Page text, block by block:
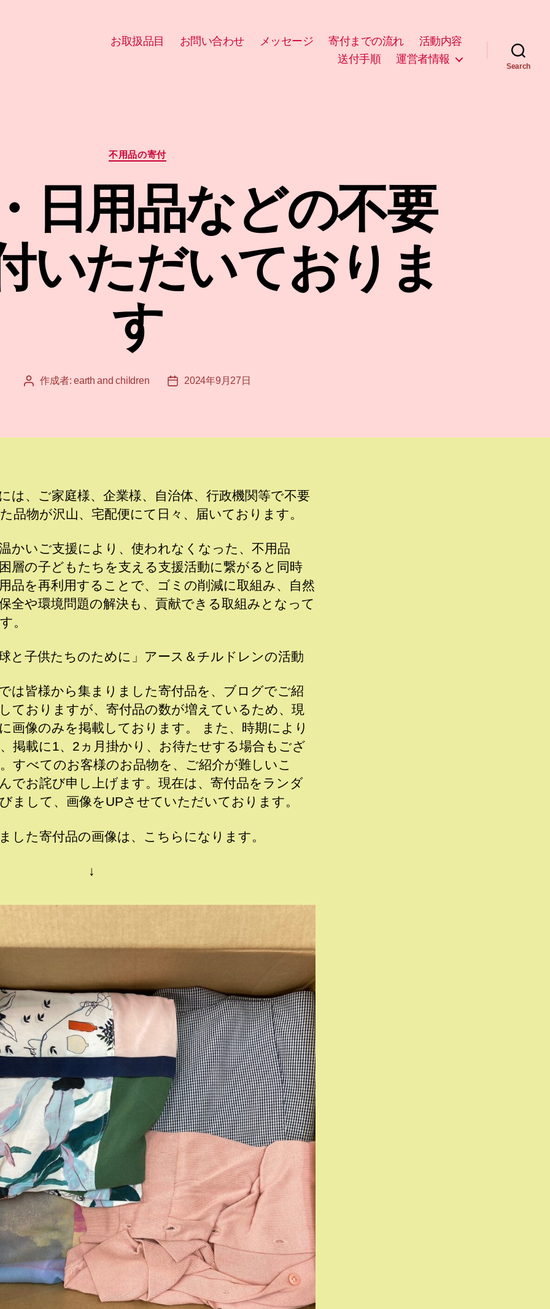
お取扱品目 お問い合わせ メッセージ 寄付までの流れ
活動内容
送付手順
運営者情報
Search
カ
テ
ー
不用品の寄付
日用品などの不要
いただいておりま
す
投
作成者:earth and children
投
2024年9月27日
は、ご家庭様、企業様、自治体、行政機関等で不要
品物が沢山、宅配便にて日々、届いております。
かいご支援により、使われなくなった、不用品
層の子どもたちを支える支援活動に繋がると同時
品を再利用することで、ゴミの削減に取組み、自然
全や環境問題の解決も、貢献できる取組みとなって
。
と子供たちのために」アース＆チルドレンの活動
は皆様から集まりました寄付品を、ブログでご紹
ておりますが、寄付品の数が増えているため、現
画像のみを掲載しております。 また、時期により
掲載に1、2ヵ月掛かり、お待たせする場合もござ
すべてのお客様のお品物を、ご紹介が難しいこ
でお詫び申し上げます。現在は、寄付品をランダ
まして、画像をUPさせていただいております。
した寄付品の画像は、こちらになります。